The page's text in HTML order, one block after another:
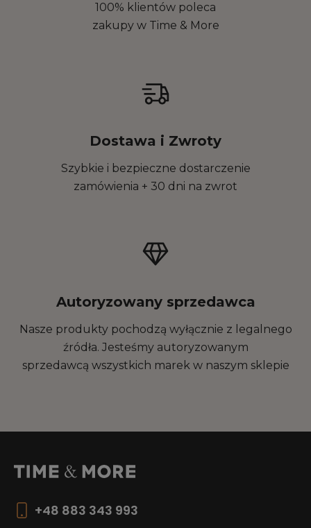
100% klientów poleca
zakupy w Time & More
Dostawa i Zwroty
Szybkie i bezpieczne dostarczenie
zamówienia + 30 dni na zwrot
Autoryzowany sprzedawca
Nasze produkty pochodzą wyłącznie z legalnego
źródła. Jesteśmy autoryzowanym
sprzedawcą wszystkich marek w naszym sklepie
+48 883 343 993